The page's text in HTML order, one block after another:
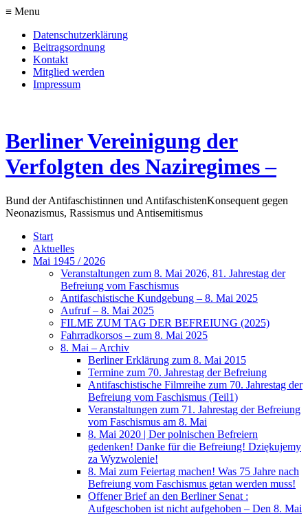
≡ Menu
Datenschutzerklärung
Beitragsordnung
Kontakt
Mitglied werden
Impressum
Berliner Vereinigung der
Verfolgten des Naziregimes –
Bund der Antifaschistinnen und AntifaschistenKonsequent gegen
Neonazismus, Rassismus und Antisemitismus
Start
Aktuelles
Mai 1945 / 2026
Veranstaltungen zum 8. Mai 2026, 81. Jahrestag der
Befreiung vom Faschismus
Antifaschistische Kundgebung – 8. Mai 2025
Aufruf – 8. Mai 2025
FILME ZUM TAG DER BEFREIUNG (2025)
Fahrradkorsos – zum 8. Mai 2025
8. Mai – Archiv
Berliner Erklärung zum 8. Mai 2015
Termine zum 70. Jahrestag der Befreiung
Antifaschistische Filmreihe zum 70. Jahrestag der
Befreiung vom Faschismus (Teil1)
Veranstaltungen zum 71. Jahrestag der Befreiung
vom Faschismus am 8. Mai
8. Mai 2020 | Der polnischen Befreiern
gedenken! Danke für die Befreiung! Dziękujemy
za Wyzwolenie!
8. Mai zum Feiertag machen! Was 75 Jahre nach
Befreiung vom Faschismus getan werden muss!
Offener Brief an den Berliner Senat :
Aufgeschoben ist nicht aufgehoben – Den 8. Mai